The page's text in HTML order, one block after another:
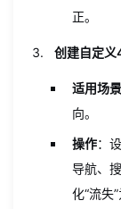
正。
创建自定
适用场景
向。
操作：
导航、
化“流失”